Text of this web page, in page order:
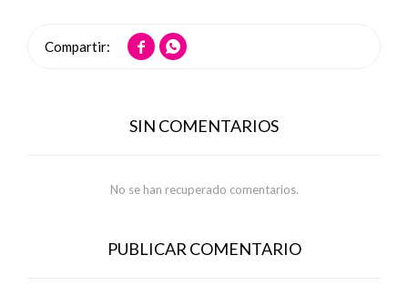
 
SIN COMENTARIOS
No se han recuperado comentarios.
PUBLICAR COMENTARIO